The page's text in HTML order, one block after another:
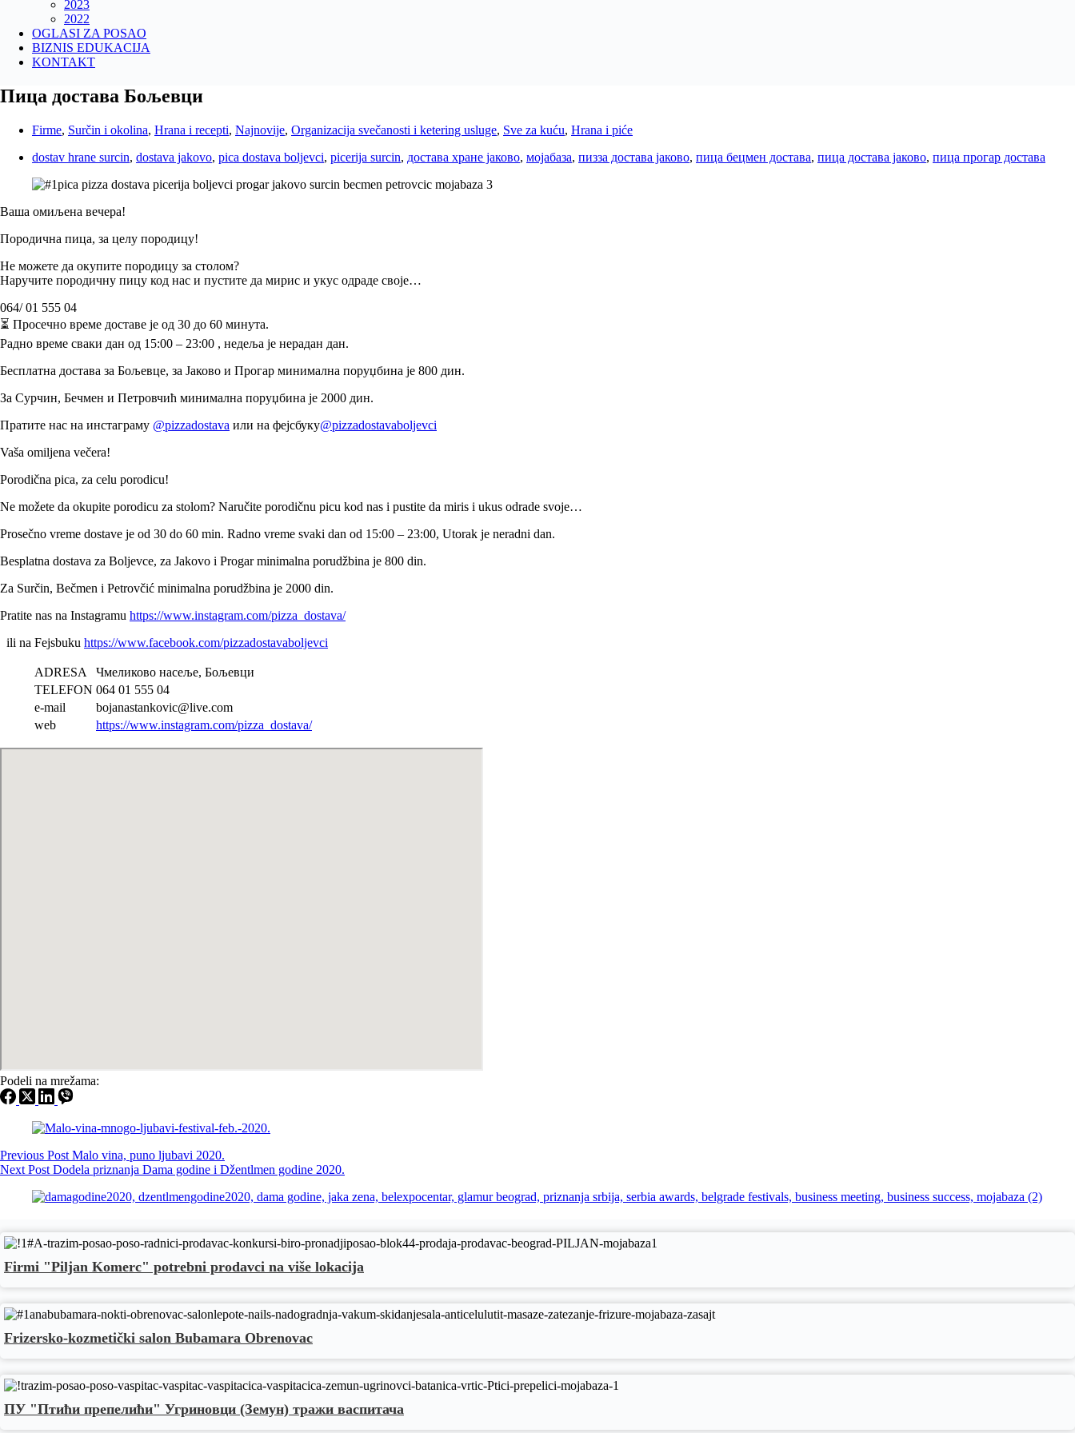
2023
2022
OGLASI ZA POSAO
BIZNIS EDUKACIJA
KONTAKT
Пица достава Бољевци
Firme, Surčin i okolina, Hrana i recepti, Najnovije, Organizacija svečanosti i ketering usluge, Sve za kuću, Hrana i piće
dostav hrane surcin, dostava jakovo, pica dostava boljevci, picerija surcin, достава хране јаково, мојабаза, пизза достава јаково, пица бецмен достава, пица достава јаково, пица прогар достава
Ваша омиљена вечера!
Породична пица, за целу породицу!
Не можете да окупите породицу за столом?
Наручите породичну пицу код нас и пустите да мирис и укус одраде своје…
064/ 01 555 04
⏳️ Просечно време доставе је од 30 до 60 минута.
Радно време сваки дан од 15:00 – 23:00 , недеља је нерадан дан.
Бесплатна достава за Бољевце, за Јаково и Прогар минимална поруџбина је 800 дин.
За Сурчин, Бечмен и Петровчић минимална поруџбина је 2000 дин.
Пратите нас на инстаграму @pizzadostava или на фејсбуку@pizzadostavaboljevci
Vaša omiljena večera!
Porodična pica, za celu porodicu!
Ne možete da okupite porodicu za stolom? Naručite porodičnu picu kod nas i pustite da miris i ukus odrade svoje…
Prosečno vreme dostave je od 30 do 60 min. Radno vreme svaki dan od 15:00 – 23:00, Utorak je neradni dan.
Besplatna dostava za Boljevce, za Jakovo i Progar minimalna porudžbina je 800 din.
Za Surčin, Bečmen i Petrovčić minimalna porudžbina je 2000 din.
Pratite nas na Instagramu https://www.instagram.com/pizza_dostava/
ili na Fejsbuku https://www.facebook.com/pizzadostavaboljevci
ADRESA
Чмеликово насеље, Бољевци
TELEFON 064 01 555 04
e-mail
bojanastankovic@live.com
web
https://www.instagram.com/pizza_dostava/
Podeli na mrežama:
Previous Post Malo vina, puno ljubavi 2020.
Next Post Dodela priznanja Dama godine i Džentlmen godine 2020.
Firmi "Piljan Komerc" potrebni prodavci na više lokacija
Frizersko-kozmetički salon Bubamara Obrenovac
ПУ "Птићи препелићи" Угриновци (Земун) тражи васпитача